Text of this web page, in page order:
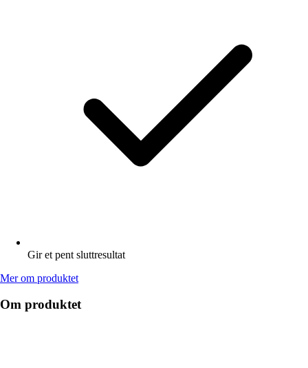
Gir et pent sluttresultat
Mer om produktet
Om produktet